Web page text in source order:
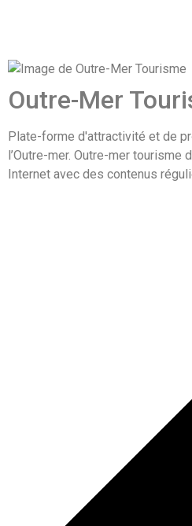
Outre-Mer
Plate-forme d'attractivité et de
l’Outre-mer. Outre-mer
Internet avec des contenus